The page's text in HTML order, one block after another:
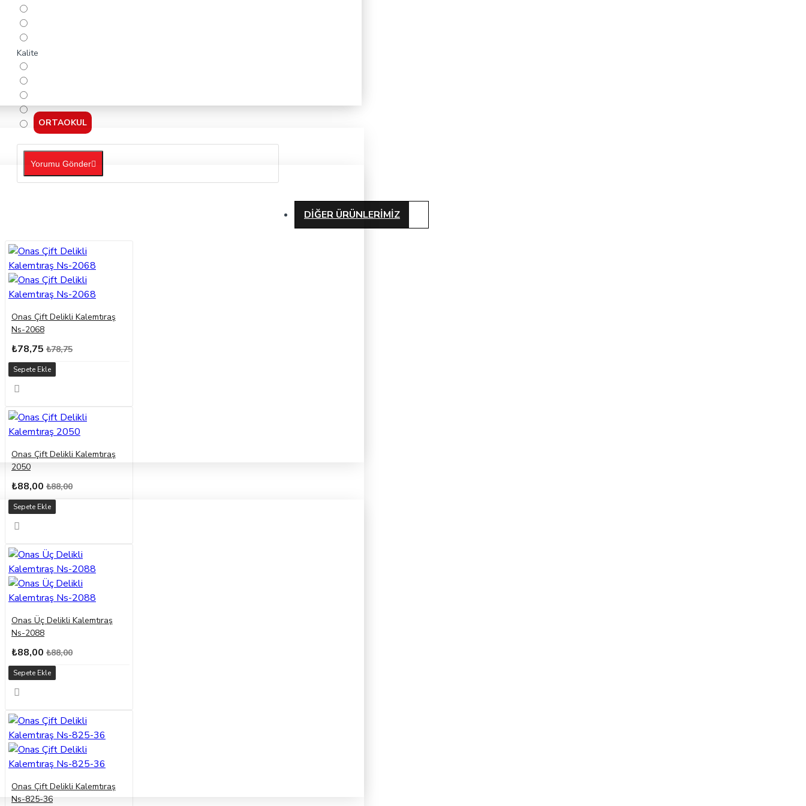
ORTAOKUL
Kalite
Yorumu Gönder
DIĞER ÜRÜNLERIMIZ
Onas Çift Delikli Kalemtıraş
Ns-2068
₺78,75 ₺78,75
Sepete Ekle
Onas Çift Delikli Kalemtıraş
2050
₺88,00 ₺88,00
Sepete Ekle
Onas Üç Delikli Kalemtıraş
Ns-2088
₺88,00 ₺88,00
Sepete Ekle
Onas Çift Delikli Kalemtıraş
Ns-825-36